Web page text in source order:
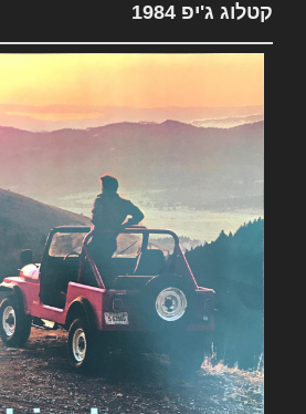
קטלוג ג'יפ 1984